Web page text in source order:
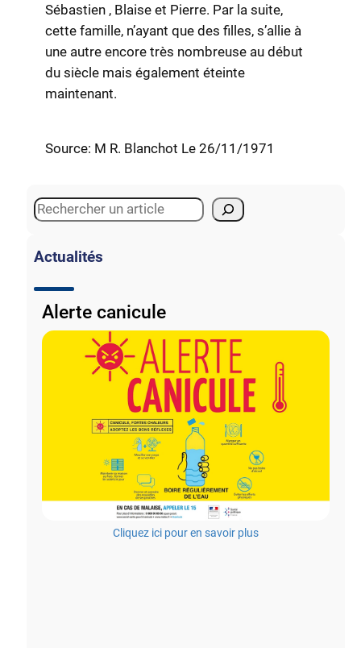
Sébastien , Blaise et Pierre. Par la suite,
cette famille, n’ayant que des filles, s’allie à
une autre encore très nombreuse au début
du siècle mais également éteinte
maintenant.
Source: M R. Blanchot Le 26/11/1971
S
a
c
Actualités
Alerte canicule
Cliquez ici pour en savoir plus